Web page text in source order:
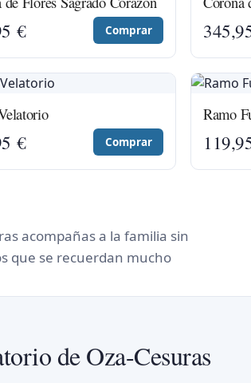
€ Comprar
€ Comprar
Ramo
acompañas a la familia sin
que se recuerdan mucho
de Oza-Cesuras